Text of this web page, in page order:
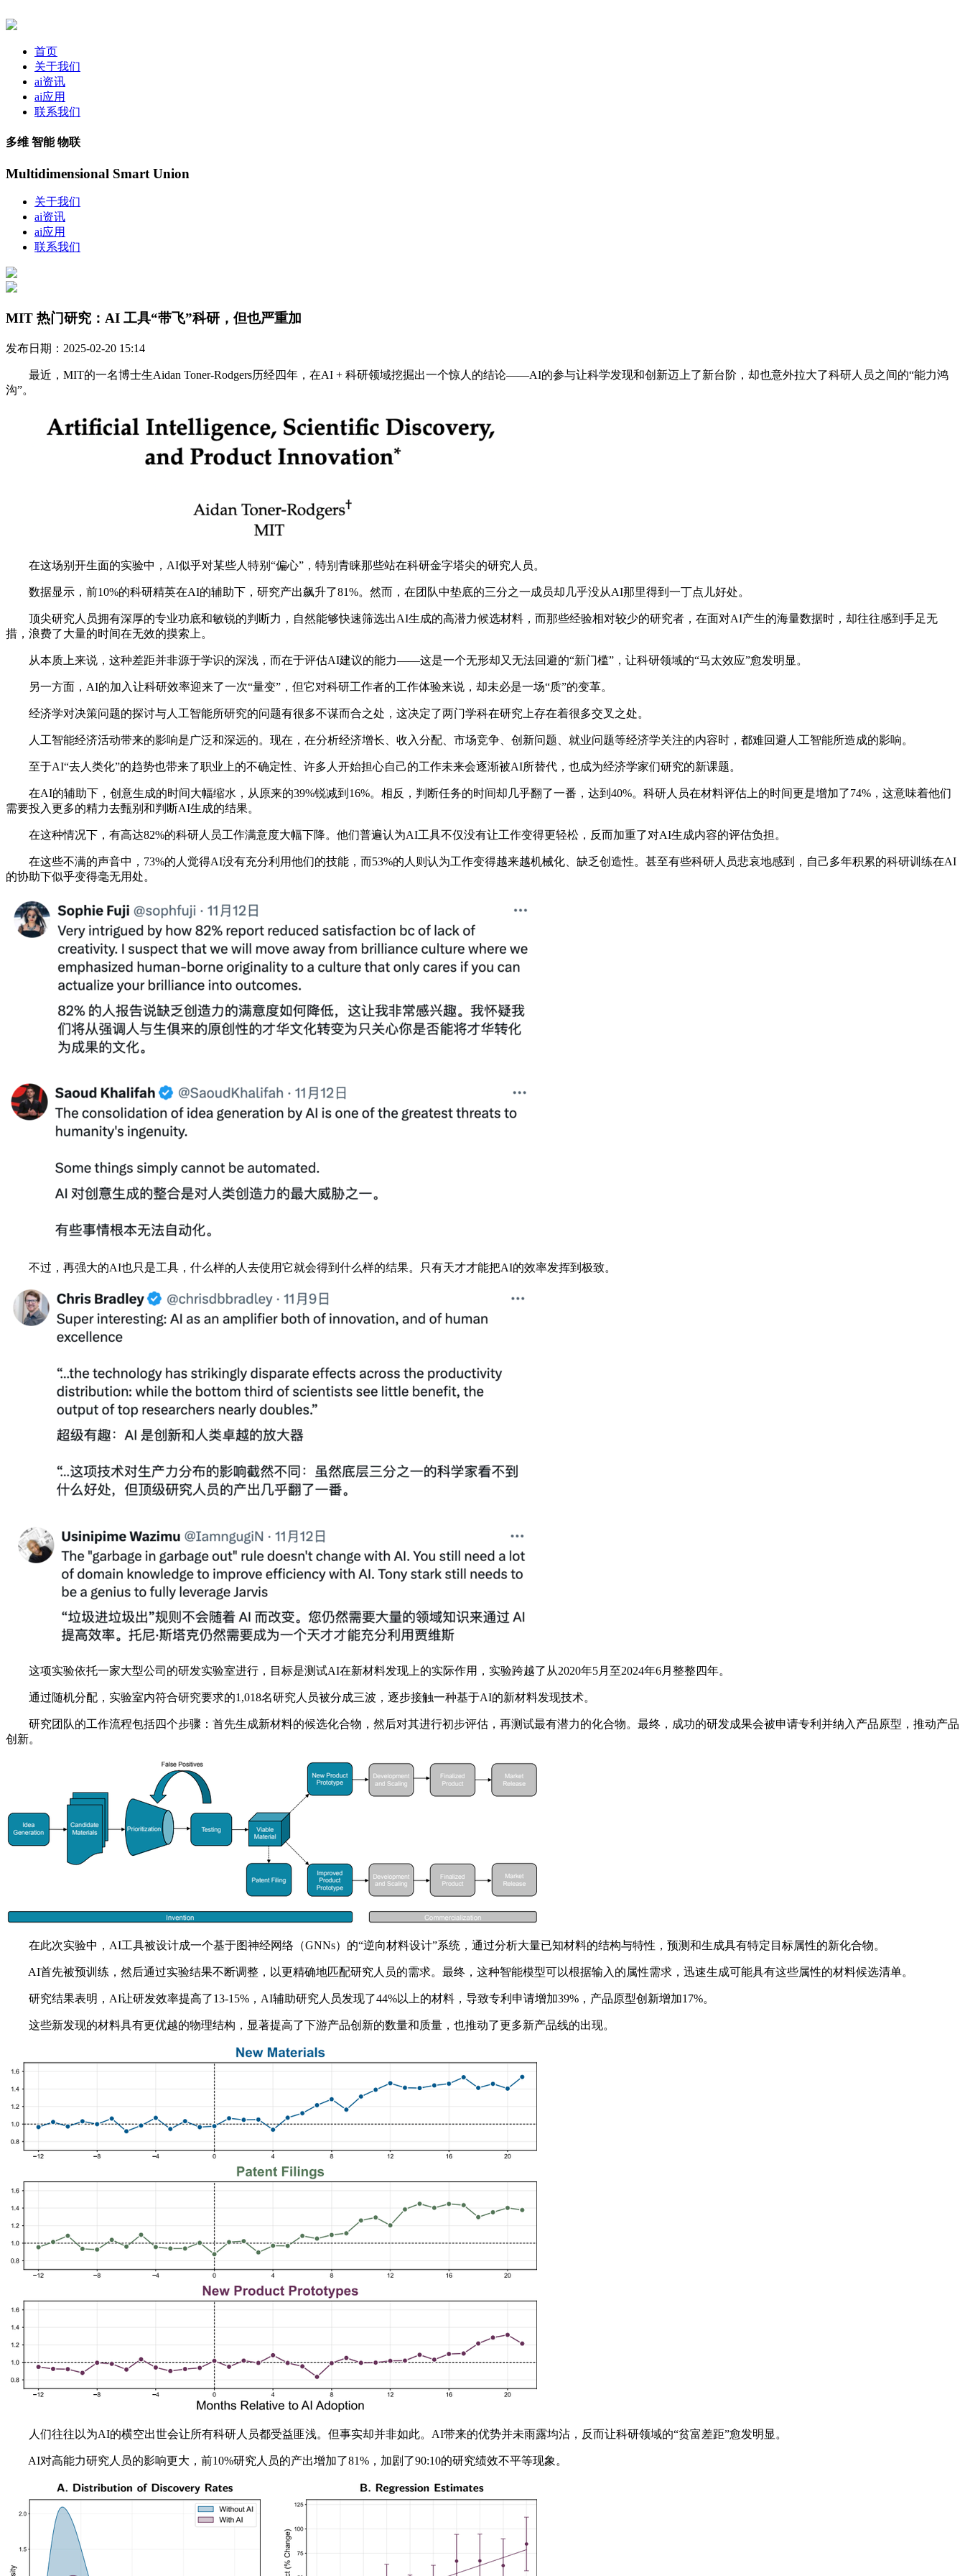
首页
关于我们
ai资讯
ai应用
联系我们
多维 智能 物联
Multidimensional Smart Union
关于我们
ai资讯
ai应用
联系我们
MIT 热门研究：AI 工具“带飞”科研，但也严重加
发布日期：2025-02-20 15:14
最近，MIT的一名博士生Aidan Toner-Rodgers历经四年，在AI + 科研领域挖掘出一个惊人的结论——AI的参与让科学发现和创新迈上了新台阶，却也意外拉大了科研人员之间的“能力鸿
沟”。
在这场别开生面的实验中，AI似乎对某些人特别“偏心”，特别青睐那些站在科研金字塔尖的研究人员。
数据显示，前10%的科研精英在AI的辅助下，研究产出飙升了81%。然而，在团队中垫底的三分之一成员却几乎没从AI那里得到一丁点儿好处。
顶尖研究人员拥有深厚的专业功底和敏锐的判断力，自然能够快速筛选出AI生成的高潜力候选材料，而那些经验相对较少的研究者，在面对AI产生的海量数据时，却往往感到手足无
措，浪费了大量的时间在无效的摸索上。
从本质上来说，这种差距并非源于学识的深浅，而在于评估AI建议的能力——这是一个无形却又无法回避的“新门槛”，让科研领域的“马太效应”愈发明显。
另一方面，AI的加入让科研效率迎来了一次“量变”，但它对科研工作者的工作体验来说，却未必是一场“质”的变革。
经济学对决策问题的探讨与人工智能所研究的问题有很多不谋而合之处，这决定了两门学科在研究上存在着很多交叉之处。
人工智能经济活动带来的影响是广泛和深远的。现在，在分析经济增长、收入分配、市场竞争、创新问题、就业问题等经济学关注的内容时，都难回避人工智能所造成的影响。
至于AI“去人类化”的趋势也带来了职业上的不确定性、许多人开始担心自己的工作未来会逐渐被AI所替代，也成为经济学家们研究的新课题。
在AI的辅助下，创意生成的时间大幅缩水，从原来的39%锐减到16%。相反，判断任务的时间却几乎翻了一番，达到40%。科研人员在材料评估上的时间更是增加了74%，这意味着他们
需要投入更多的精力去甄别和判断AI生成的结果。
在这种情况下，有高达82%的科研人员工作满意度大幅下降。他们普遍认为AI工具不仅没有让工作变得更轻松，反而加重了对AI生成内容的评估负担。
在这些不满的声音中，73%的人觉得AI没有充分利用他们的技能，而53%的人则认为工作变得越来越机械化、缺乏创造性。甚至有些科研人员悲哀地感到，自己多年积累的科研训练在AI
的协助下似乎变得毫无用处。
不过，再强大的AI也只是工具，什么样的人去使用它就会得到什么样的结果。只有天才才能把AI的效率发挥到极致。
这项实验依托一家大型公司的研发实验室进行，目标是测试AI在新材料发现上的实际作用，实验跨越了从2020年5月至2024年6月整整四年。
通过随机分配，实验室内符合研究要求的1,018名研究人员被分成三波，逐步接触一种基于AI的新材料发现技术。
研究团队的工作流程包括四个步骤：首先生成新材料的候选化合物，然后对其进行初步评估，再测试最有潜力的化合物。最终，成功的研发成果会被申请专利并纳入产品原型，推动产品
创新。
在此次实验中，AI工具被设计成一个基于图神经网络（GNNs）的“逆向材料设计”系统，通过分析大量已知材料的结构与特性，预测和生成具有特定目标属性的新化合物。
AI首先被预训练，然后通过实验结果不断调整，以更精确地匹配研究人员的需求。最终，这种智能模型可以根据输入的属性需求，迅速生成可能具有这些属性的材料候选清单。
研究结果表明，AI让研发效率提高了13-15%，AI辅助研究人员发现了44%以上的材料，导致专利申请增加39%，产品原型创新增加17%。
这些新发现的材料具有更优越的物理结构，显著提高了下游产品创新的数量和质量，也推动了更多新产品线的出现。
人们往往以为AI的横空出世会让所有科研人员都受益匪浅。但事实却并非如此。AI带来的优势并未雨露均沾，反而让科研领域的“贫富差距”愈发明显。
AI对高能力研究人员的影响更大，前10%研究人员的产出增加了81%，加剧了90:10的研究绩效不平等现象。